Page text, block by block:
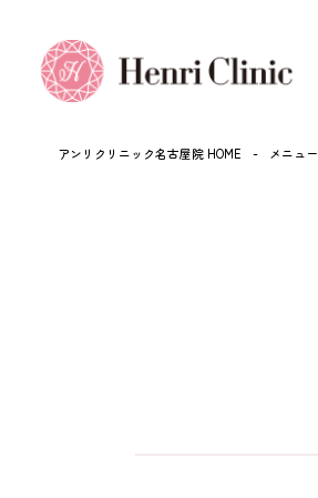
アンリクリニック名古屋院 HOME - メニュー